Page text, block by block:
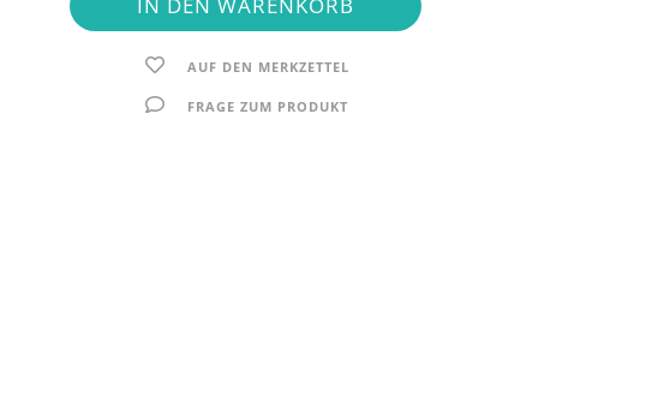
AUF DEN MERKZETTEL
FRAGE ZUM PRODUKT